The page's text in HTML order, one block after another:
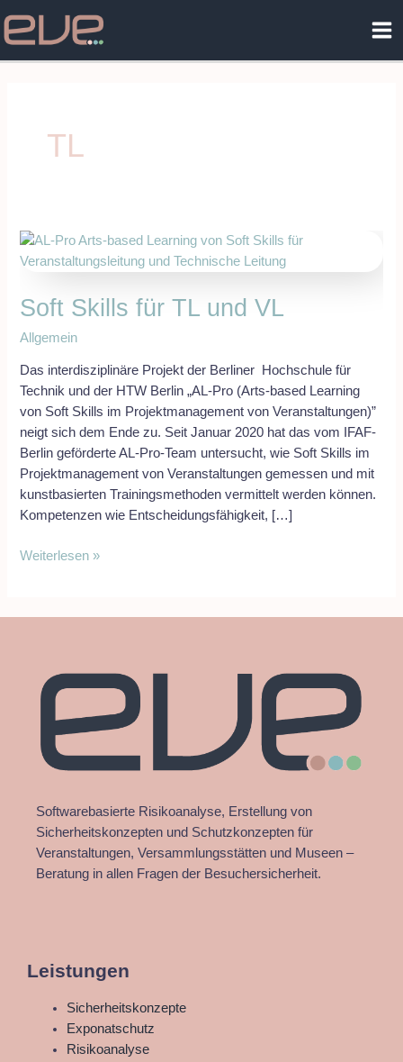
Inhalt
TL
Soft Skills für TL und VL
Allgemein
Das interdisziplinäre Projekt der Berliner Hochschule für
Technik und der HTW Berlin „AL-Pro (Arts-based Learning
von Soft Skills im Projektmanagement von Veranstaltungen)”
neigt sich dem Ende zu. Seit Januar 2020 hat das vom IFAF-
Berlin geförderte AL-Pro-Team untersucht, wie Soft Skills im
Projektmanagement von Veranstaltungen gemessen und mit
kunstbasierten Trainingsmethoden vermittelt werden können.
Kompetenzen wie Entscheidungsfähigkeit, […]
Soft
Skills
TL
VL
Weiterlesen »
Softwarebasierte Risikoanalyse, Erstellung von
Sicherheitskonzepten und Schutzkonzepten für
Veranstaltungen, Versammlungsstätten und Museen –
Beratung in allen Fragen der Besuchersicherheit.
Leistungen
Main
Menu
Sicherheitskonzepte
Exponatschutz
Risikoanalyse